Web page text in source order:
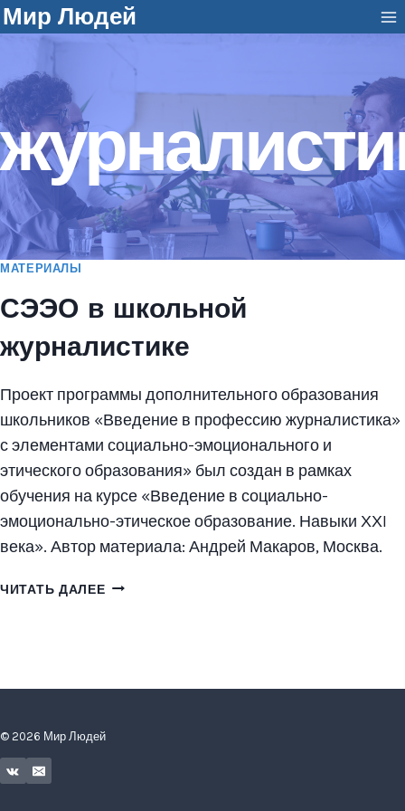
Перейти
к
содержанию
Мир Людей
МАТЕРИАЛЫ
СЭЭО в школьной
журналистике
Проект программы дополнительного образования
школьников «Введение в профессию журналистика»
с элементами социально-эмоционального и
этического образования» был создан в рамках
обучения на курсе «Введение в социально-
эмоционально-этическое образование. Навыки ХХI
века». Автор материала: Андрей Макаров, Москва.
ЧИТАТЬ ДАЛЕЕСЭЭО
© 2026 Мир Людей